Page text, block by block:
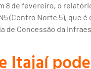
8 de fevereiro, o
(Centro Norte 5), que
Concessão da
Itajaí